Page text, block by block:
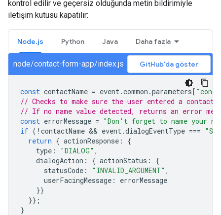
kontrol edilir ve geçersiz olduğunda metin bildirimiyle
iletişim kutusu kapatılır:
Node.js Python Java Daha fazla
node/contact-form-app/index.js GitHub'da göster
const contactName = event.common .parameters[
// Checks to make sure the user entered a contact
// If no name value detected, returns an error
const errorMessage = "Don't forget to name your
if ( ! contactName && event.dialogEventType ===
return { actionResponse :
{
type : "DIALOG" ,
dialogAction : { actionStatus :
{
statusCode : "INVALID_ARGUMENT" ,
userFacingMessage :
errorMessage
}}
}};
}